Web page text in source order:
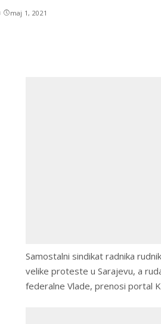
maj 1, 2021
Samostalni sindikat radnika
velike proteste u Sarajevu, a
federalne Vlade, prenosi portal